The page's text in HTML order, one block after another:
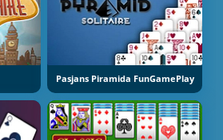
Pasjans Piramida FunGamePlay